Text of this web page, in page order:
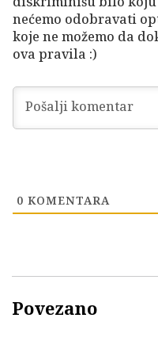
nećemo odobravati
koje ne možemo da
ova pravila :)
0 KOMENTARA
Povezano